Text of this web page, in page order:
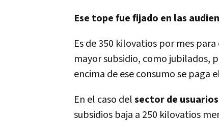
Ese tope fue fijado en las
Es de 350 kilovatios por mes
mayor subsidio, como jubilados,
encima de ese consumo se paga
En el caso delsector de
subsidios baja a 250 kilovatios